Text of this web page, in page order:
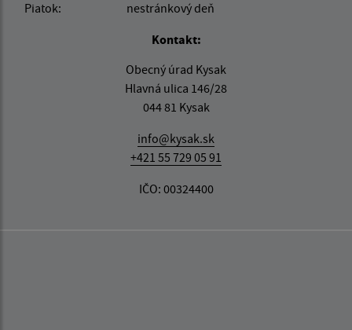
Piatok:
nestránkový deň
Kontakt:
Obecný úrad Kysak
Hlavná ulica 146/28
044 81 Kysak
info@kysak.sk
+421 55 729 05 91
IČO: 00324400